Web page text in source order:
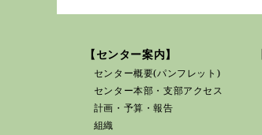
【センター案内】
センター概要(パンフレット)
センター本部・支部アクセス
計画・予算・報告
組織